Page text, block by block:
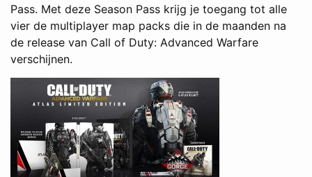
Pass. Met deze Season Pass krijg je toegang tot alle
vier de multiplayer map packs die in de maanden na
de release van Call of Duty: Advanced Warfare
verschijnen.